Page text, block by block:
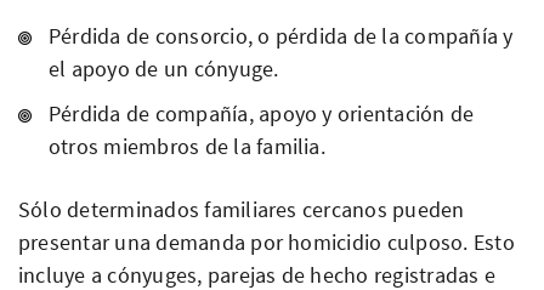
Pérdida de consorcio, o pérdida de la compañía y
el apoyo de un cónyuge.
Pérdida de compañía, apoyo y orientación de
otros miembros de la familia.
Sólo determinados familiares cercanos pueden
presentar una demanda por homicidio culposo. Esto
incluye a cónyuges, parejas de hecho registradas e